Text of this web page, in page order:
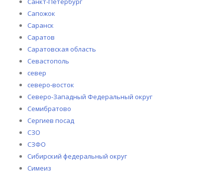
Сапожок
Саранск
Саратов
Саратовская область
Севастополь
север
северо-восток
Северо-Западный Федеральный округ
Семибратово
Сергиев посад
СЗО
СЗФО
Сибирский федеральный округ
Симеиз